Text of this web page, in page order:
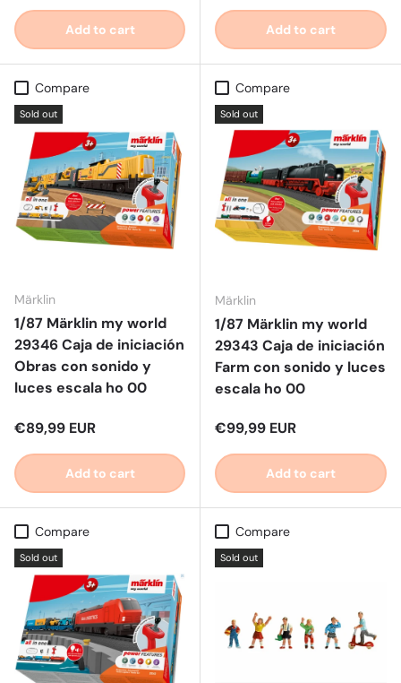
Add to cart Add to cart
Compare
Sold out
Märklin
1/87 Märklin my world
29346 Caja de iniciación
Obras con sonido y
luces escala ho 00
Regular price
€89,99 EUR
Add to cart
Compare
Sold out
Märklin
1/87 Märklin my world
29343 Caja de iniciación
Farm con sonido y luces
escala ho 00
Regular price
€99,99 EUR
Add to cart
Compare
Sold out
Compare
Sold out